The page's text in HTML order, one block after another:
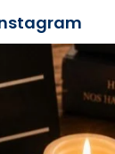
comp
es/iglesia/
depresion-